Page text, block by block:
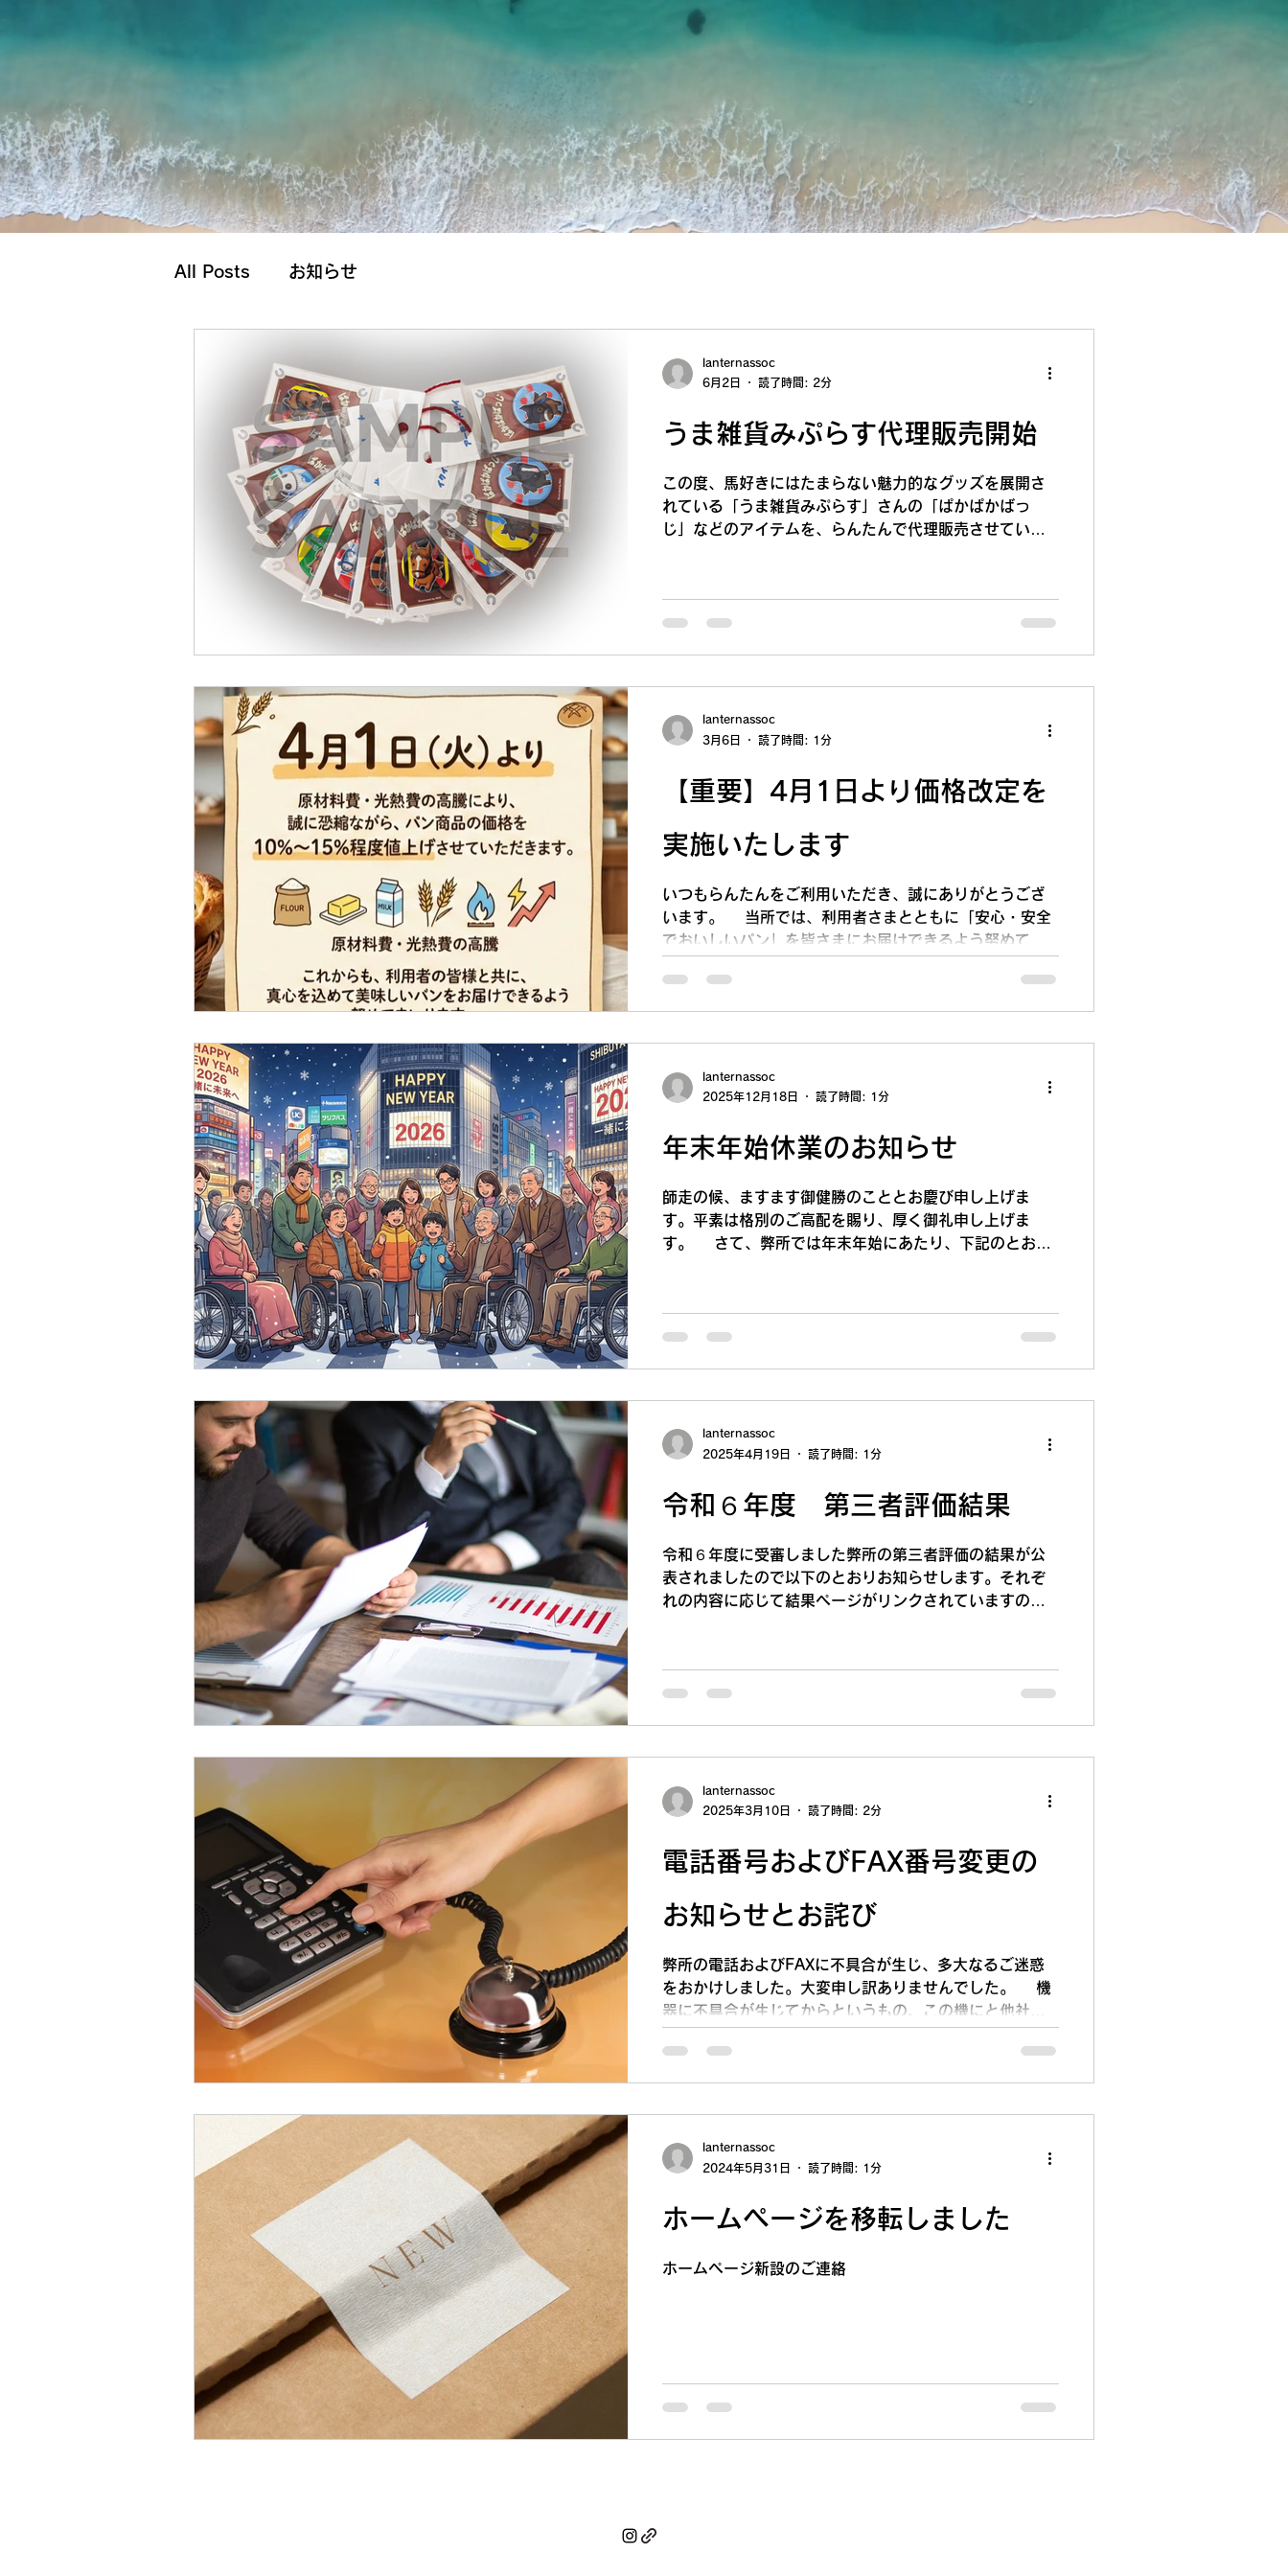
All Posts お知らせ
うま雑貨みぷらす代理販売開始
この度、馬好きにはたまらない魅力的なグッズを展開さ
れている「うま雑貨みぷらす」さんの「ぱかぱかばっ
じ」などのアイテムを、らんたんで代理販売させていた
かみのあるものばかりです。見ているだけで自然と笑顔
になってしまうような心躍るアイテムが、らんたんで購
がみぷらすさんから届いたとき、事業所の利用者さんた
ちも目を輝かせながら「可愛い！」「素敵ですね！」と
大盛り上がりでした。皆でワイワイと楽しく「商品をど
っと伝わるかな？」と、工夫を凝らしながらディスプレ
イ等の準備を進めています。 事業所の中に素敵な雑貨
い華が咲いたような、とても楽しい雰囲気に包まれてい
に素晴らしい商品をお届けする機会ができ、新たなやり
がい
lanternassoc
6月2日
読了時間: 2分
【重要】4月1日より価格改定を
実施いたします
いつもらんたんをご利用いただき、誠にありがとうござ
います。 当所では、利用者さまとともに「安心・安全
でおいしいパン」を皆さまにお届けできるよう努めてま
の高騰が続いており、現行の価格を維持しながら利用者
さんたちの工賃を維持することが非常に困難な状況とな
ざいますが、2026年4月1日（水）より、パン商品の販
売価格を10％〜15％程度改定させていただきます。
を持ってパン作りに励み、より一層の品質向上とサービ
賢察いただき、今後とも変わらぬご愛顧を賜りますよう
お願い申し上げます。 改定予定の商品一覧 ミニ食パン
プレーン 130円 → 150円 ニンジン・カボチャ・天
lanternassoc
3月6日
読了時間: 1分
年末年始休業のお知らせ
師走の候、ますます御健勝のこととお慶び申し上げま
す。平素は格別のご高配を賜り、厚く御礼申し上げま
す。 さて、弊所では年末年始にあたり、下記のとおり
お願い申し上げます。 今年一年のご厚情に心より感謝
申し上げますとともに、来年も変わらぬお引き立てのほ
者休日：2025年12月28日（日）～2026年1月5日
（月） ※1月6日（火）より通常通りに営業を再開いたし
ます。 以上
lanternassoc
2025年12月18日
読了時間: 1分
令和６年度 第三者評価結果
令和６年度に受審しました弊所の第三者評価の結果が公
表されましたので以下のとおりお知らせします。それぞ
れの内容に応じて結果ページがリンクされていますの
要版 評価結果全体版
lanternassoc
2025年4月19日
読了時間: 1分
電話番号およびFAX番号変更の
お知らせとお詫び
弊所の電話およびFAXに不具合が生じ、多大なるご迷惑
をおかけしました。大変申し訳ありませんでした。 機
器に不具合が生じてからというもの、この機にと他社へ
を引き継ぐ見通しが立たなくなってしまいました。あま
りにも長いことお待たせしておりましたのはまさにこの
起こってしまっていました。このままではいつになれば
番号を引き継げるかわからないとの状態になってしま
は、弊所の連絡先電話番号およびFAX番号が変更となり
惑をおかけし、誠に申し訳ございません。 新しい電話番
lanternassoc
2025年3月10日
読了時間: 2分
ホームページを移転しました
ホームページ新設のご連絡
lanternassoc
2024年5月31日
読了時間: 1分